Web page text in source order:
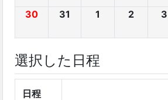
30 31 1 2 3
選択した日程
日程